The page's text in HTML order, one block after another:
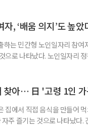
나왔다. 일본 헬스케어 기
, ‘배움 의지’도 높았
하는 민간형 노인일자리 참
으로 나타났다. 노인일자리
참여자들의 교육학습동기를
찾아… 日 '고령 1인
집에서 직접 음식을 만들어
주 즐기는 것으로 나타났다.